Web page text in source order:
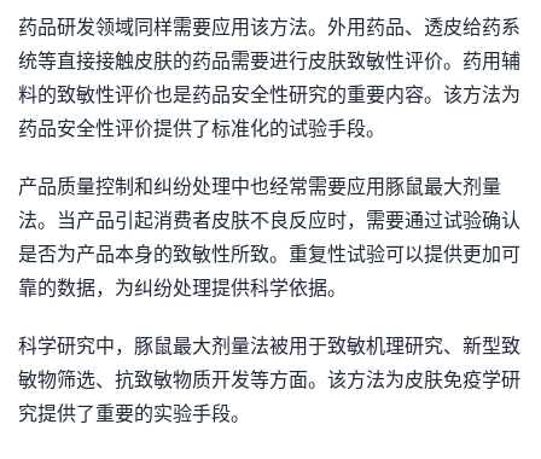
药品研发领域同样需要应用该方法。外用药品、透皮给药系
统等直接接触皮肤的药品需要进行皮肤致敏性评价。药用辅
料的致敏性评价也是药品安全性研究的重要内容。该方法为
药品安全性评价提供了标准化的试验手段。
产品质量控制和纠纷处理中也经常需要应用豚鼠最大剂量
法。当产品引起消费者皮肤不良反应时，需要通过试验确认
是否为产品本身的致敏性所致。重复性试验可以提供更加可
靠的数据，为纠纷处理提供科学依据。
科学研究中，豚鼠最大剂量法被用于致敏机理研究、新型致
敏物筛选、抗致敏物质开发等方面。该方法为皮肤免疫学研
究提供了重要的实验手段。